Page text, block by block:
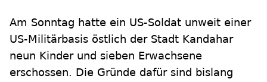
Am Sonntag hatte ein US-Soldat unweit einer
US-Militärbasis östlich der Stadt Kandahar
neun Kinder und sieben Erwachsene
erschossen. Die Gründe dafür sind bislang